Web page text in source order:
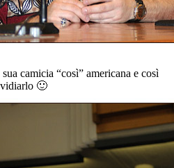
camicia “così” americana e così
🙂